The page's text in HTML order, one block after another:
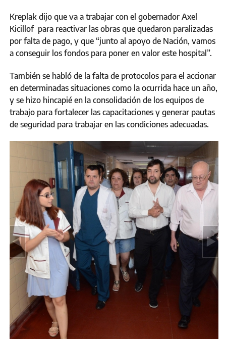
Kreplak dijo que va a trabajar con el gobernador Axel
Kicillof para reactivar las obras que quedaron paralizadas
por falta de pago, y que “junto al apoyo de Nación, vamos
a conseguir los fondos para poner en valor este hospital”.
También se habló de la falta de protocolos para el accionar
en determinadas situaciones como la ocurrida hace un año,
y se hizo hincapié en la consolidación de los equipos de
trabajo para fortalecer las capacitaciones y generar pautas
de seguridad para trabajar en las condiciones adecuadas.